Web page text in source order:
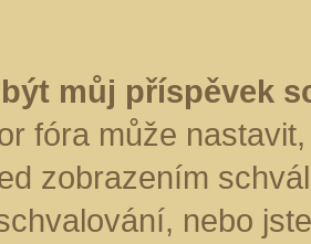
můj příspěvek
fóra může
zobrazením
nebo